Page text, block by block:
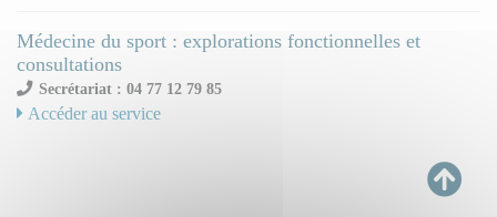
Médecine du sport : explorations fonctionnelles et
consultations
Secrétariat : 04 77 12 79 85
Accéder au service